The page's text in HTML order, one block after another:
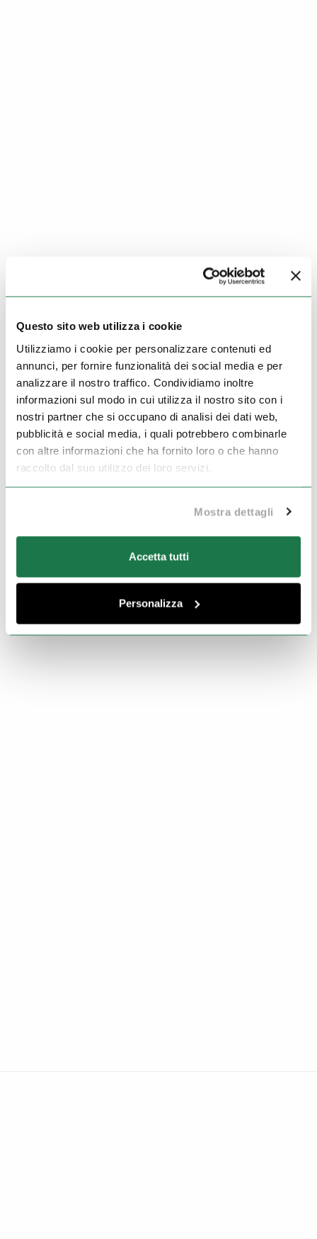
Questo sito web utilizza i cookie
Utilizziamo i cookie per personalizzare contenuti ed
annunci, per fornire funzionalità dei social media e per
analizzare il nostro traffico. Condividiamo inoltre
informazioni sul modo in cui utilizza il nostro sito con i
nostri partner che si occupano di analisi dei dati web,
pubblicità e social media, i quali potrebbero combinarle
con altre informazioni che ha fornito loro o che hanno
raccolto dal suo utilizzo dei loro servizi.
Mostra dettagli
Accetta tutti
Personalizza